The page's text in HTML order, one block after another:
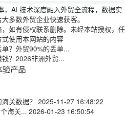
，AI 技术深度融入外贸全流程，数据实
多数外贸企业快速获客。
如有侵权联系删除。未经本站授权，任
使用本网站的内容
？外贸90%的丢单...
？2026非洲外贸...
验产品
关数据？ 2025-11-27 16:48:22
海关... 2026-01-23 16:50:54